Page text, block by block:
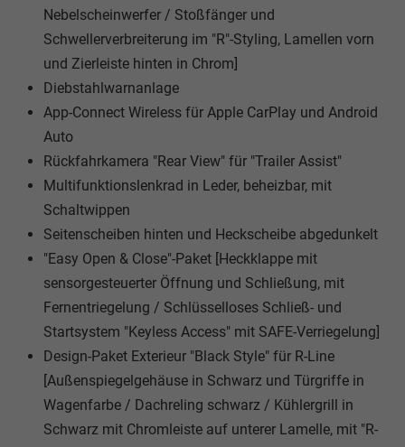
Nebelscheinwerfer / Stoßfänger und
Schwellerverbreiterung im "R"-Styling, Lamellen vorn
und Zierleiste hinten in Chrom]
Diebstahlwarnanlage
App-Connect Wireless für Apple CarPlay und Android
Auto
Rückfahrkamera "Rear View" für "Trailer Assist"
Multifunktionslenkrad in Leder, beheizbar, mit
Schaltwippen
Seitenscheiben hinten und Heckscheibe abgedunkelt
"Easy Open & Close"-Paket [Heckklappe mit
sensorgesteuerter Öffnung und Schließung, mit
Fernentriegelung / Schlüsselloses Schließ- und
Startsystem "Keyless Access" mit SAFE-Verriegelung]
Design-Paket Exterieur "Black Style" für R-Line
[Außenspiegelgehäuse in Schwarz und Türgriffe in
Wagenfarbe / Dachreling schwarz / Kühlergrill in
Schwarz mit Chromleiste auf unterer Lamelle, mit "R-